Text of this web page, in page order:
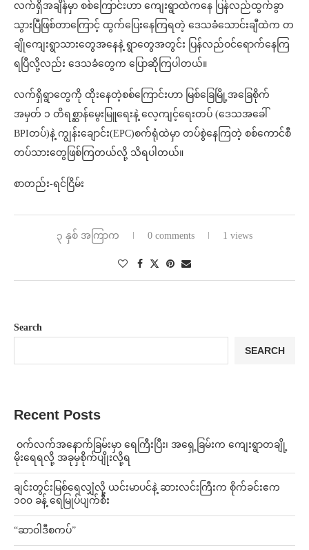
လက်ရှိအချိန်မှာ စစ်ကြောင်းဟာ ကျေးရွာထဲကနေ ပြန်လည်ထွက်ခွာ
သွားပြီဖြစ်တာကြောင့် ထွက်ပြေးနေကြရတဲ့ ဒေသခံသောင်းချီထဲက တ
ချိုကျေးရွာသားတွေအနေနဲ့ ရွာတွေအတွင်း ပြန်လည်ဝင်ရောက်နေကြ
ရပြီလို့လည်း ဒေသခံတွေက ပြောဆိုကြပါတယ်။
လက်ရှိရွာတွေကို ထိုးနေတဲ့စစ်ကြောင်းဟာ မြစ်ခြေမြို့အခြေစိုက်
အမှတ် ၁ တိရစ္ဆာန်မွေးမြူရေးနဲ့ လေ့ကျင့်ရေးတပ် (ဒေသအခေါ်
BPIတပ်)နဲ့ ကျွန်းချောင်း(EPC)စက်ရုံထဲမှာ တပ်စွဲနေကြတဲ့ စစ်ကောင်စီ
တပ်သားတွေဖြစ်ကြတယ်လို့ သိရပါတယ်။
စာတည်း-ရင်ငြိမ်း
၃ နှစ် အကြာက 0 comments 1 views
Search
SEARCH
Recent Posts
⁩ ⁨ဝက်လက်အနောက်ခြမ်းမှာ ရေကြီးပြီး၊ အရှေ့ခြမ်းက ကျေးရွာတချို့
မိုးရေရလို့ အခုမှစိုက်ပျိုးလို့ရ
ချင်းတွင်းမြစ်ရေလျှံလို့ ယင်းမာပင်နဲ့ ဆားလင်းကြီးက စိုက်ခင်းဧက
၁၀၀ ခန့် ရေမြုပ်ပျက်စီး
“ဆာဝါဒီစကပ်”